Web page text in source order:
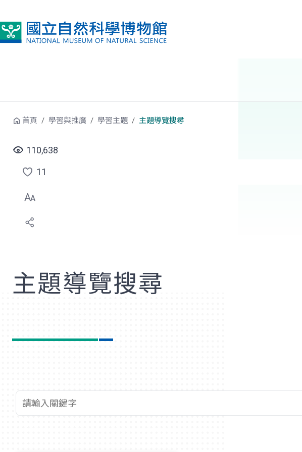
首頁 學習與推廣 學習主題 主題導覽搜尋
110,638
點
選
喜
11
主題導覽搜尋
查詢關鍵字